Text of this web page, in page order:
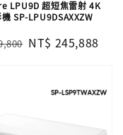
LPU9D 超短焦雷射 4K
SP-LPU9DSAXXZW
Sale
NT$ 245,888